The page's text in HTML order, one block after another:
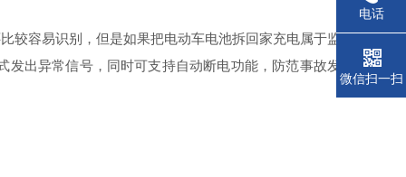
较容易识别，但是如果把电动车电池拆回家充电属于监
发出异常信号，同时可支持自动断电功能，防范事故发
电话
微信扫一扫